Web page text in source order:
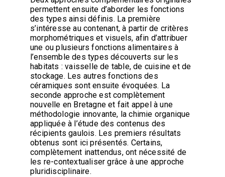
permettent ensuite d’aborder les fonctions
des types ainsi définis. La première
s’intéresse au contenant, à partir de critères
morphométriques et visuels, afin d’attribuer
une ou plusieurs fonctions alimentaires à
l’ensemble des types découverts sur les
habitats : vaisselle de table, de cuisine et de
stockage. Les autres fonctions des
céramiques sont ensuite évoquées. La
seconde approche est complètement
nouvelle en Bretagne et fait appel à une
méthodologie innovante, la chimie organique
appliquée à l’étude des contenus des
récipients gaulois. Les premiers résultats
obtenus sont ici présentés. Certains,
complètement inattendus, ont nécessité de
les re-contextualiser grâce à une approche
pluridisciplinaire.